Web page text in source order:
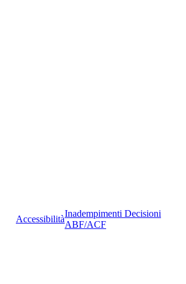
Accessibilità
Inadempimenti Decisioni
ABF/ACF